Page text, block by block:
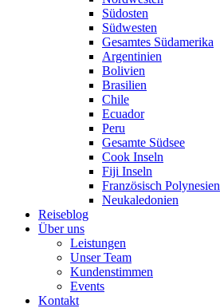
Südosten
Südwesten
Gesamtes Südamerika
Argentinien
Bolivien
Brasilien
Chile
Ecuador
Peru
Gesamte Südsee
Cook Inseln
Fiji Inseln
Französisch Polynesien
Neukaledonien
Reiseblog
Über uns
Leistungen
Unser Team
Kundenstimmen
Events
Kontakt